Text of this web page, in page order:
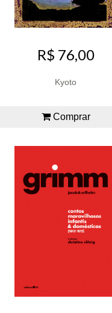
R$ 76,00
Kyoto
Comprar